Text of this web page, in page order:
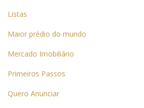
Listas
Maior prédio do mundo
Mercado Imobiliário
Primeiros Passos
Quero Anunciar